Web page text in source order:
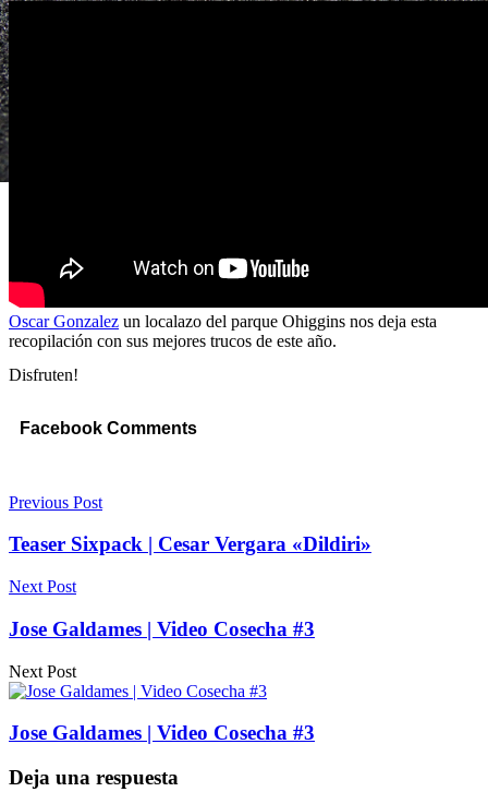
Oscar Gonzalez un localazo del parque Ohiggins nos deja esta
recopilación con sus mejores trucos de este año.
Disfruten!
Facebook Comments
Previous Post
Teaser Sixpack | Cesar Vergara «Dildiri»
Next Post
Jose Galdames | Video Cosecha #3
Next Post
Jose Galdames | Video Cosecha #3
Deja una respuesta